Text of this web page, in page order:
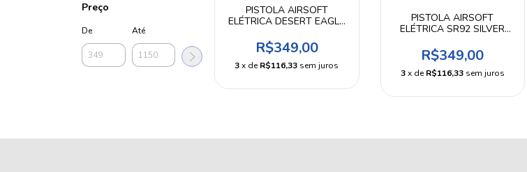
Preço
De Até
PISTOLA AIRSOFT
ELÉTRICA DESERT EAGLE
- SRC
R$349,00
3 x deR$116,33 sem juros
PISTOLA AIRSOFT
ELÉTRICA SR92 SILVER
R$349,00
3 x deR$116,33 sem juros